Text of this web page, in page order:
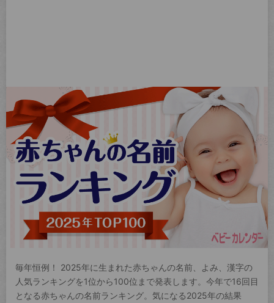
毎年恒例！ 2025年に生まれた赤ちゃんの名前、よみ、漢字の
人気ランキングを1位から100位まで発表します。今年で16回目
となる赤ちゃんの名前ランキング。気になる2025年の結果